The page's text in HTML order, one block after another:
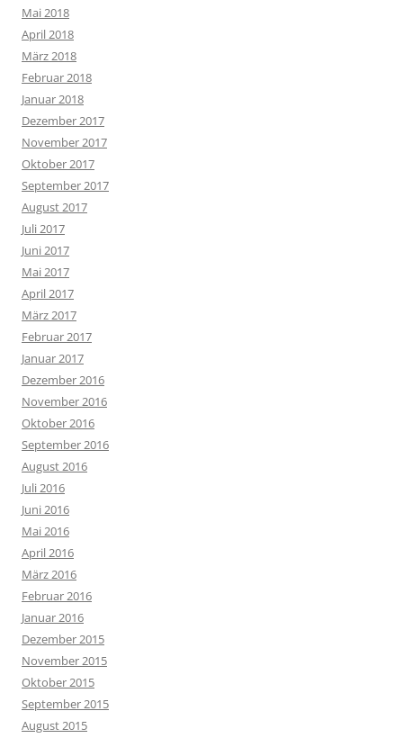
Mai 2018
April 2018
März 2018
Februar 2018
Januar 2018
Dezember 2017
November 2017
Oktober 2017
September 2017
August 2017
Juli 2017
Juni 2017
Mai 2017
April 2017
März 2017
Februar 2017
Januar 2017
Dezember 2016
November 2016
Oktober 2016
September 2016
August 2016
Juli 2016
Juni 2016
Mai 2016
April 2016
März 2016
Februar 2016
Januar 2016
Dezember 2015
November 2015
Oktober 2015
September 2015
August 2015